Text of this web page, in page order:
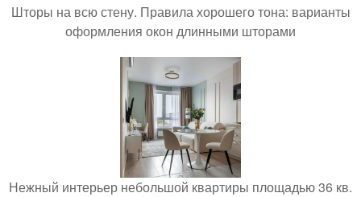
Шторы на всю стену. Правила хорошего тона: варианты
оформления окон длинными шторами
Нежный интерьер небольшой квартиры площадью 36 кв.